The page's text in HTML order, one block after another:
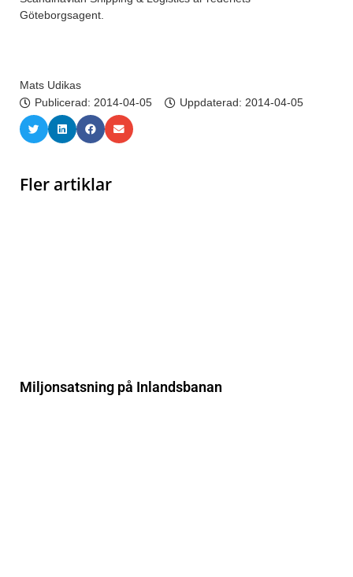
Göteborgsagent.
Mats Udikas
Publicerad: 2014-04-05 Uppdaterad: 2014-04-05
Fler artiklar
Miljonsatsning på Inlandsbanan